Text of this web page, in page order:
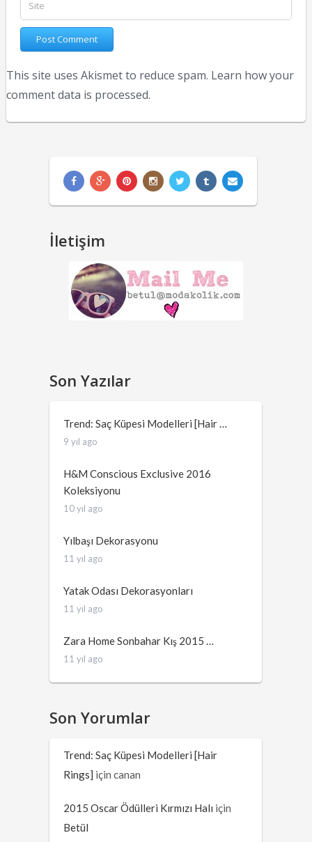
This site uses Akismet to reduce spam. Learn how your
comment data is processed.
İletişim
Son Yazılar
Trend: Saç Küpesi Modelleri [Hair …
9 yıl ago
H&M Conscious Exclusive 2016
Koleksiyonu
10 yıl ago
Yılbaşı Dekorasyonu
11 yıl ago
Yatak Odası Dekorasyonları
11 yıl ago
Zara Home Sonbahar Kış 2015 …
11 yıl ago
Son Yorumlar
Trend: Saç Küpesi Modelleri [Hair
Rings] içincanan
2015 Oscar Ödülleri Kırmızı Halı için
Betül